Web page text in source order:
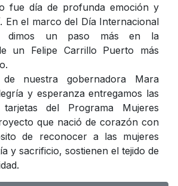
fue día de profunda emoción y
En el marco del Día Internacional
dimos un paso más en la
un Felipe Carrillo Puerto más
nuestra gobernadora Mara
y esperanza entregamos las
del Programa Mujeres
que nació de corazón con
de reconocer a las mujeres
y sacrificio, sostienen el tejido de